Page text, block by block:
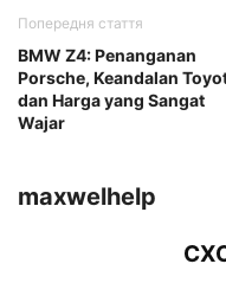
Попередня стаття
BMW Z4: Penanganan
Porsche, Keandalan
dan Harga yang Sangat
Wajar
maxwelhelp